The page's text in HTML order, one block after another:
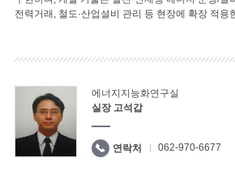
전력거래, 철도·산업설비 관리 등 현장에 확장 적용
에너지지능화연구실
실장 고석갑
연락처 062-970-6677